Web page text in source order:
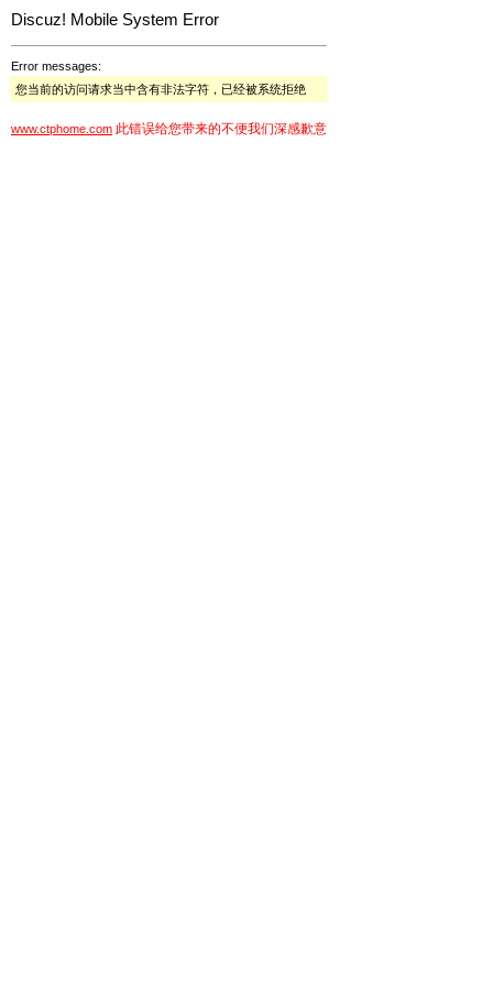
Discuz! Mobile System Error
Error messages:
您当前的访问请求当中含有非法字符，已经被系统拒绝
www.ctphome.com 此错误给您带来的不便我们深感歉意